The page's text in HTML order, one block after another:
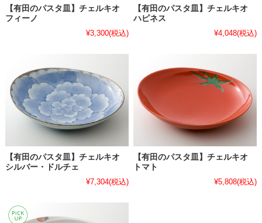
【有田のパスタ皿】チェルキオ
フィーノ
¥3,300(税込)
【有田のパスタ皿】チェルキオ
ハピネス
¥4,048(税込)
【有田のパスタ皿】チェルキオ
シルバー・ドルチェ
¥7,304(税込)
【有田のパスタ皿】チェルキオ
トマト
¥5,808(税込)